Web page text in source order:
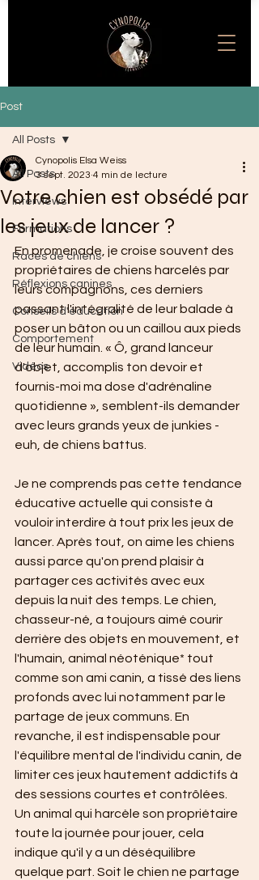
Post
All Posts
Interviews
Formations
Races de chiens
Réflexions canines
Conseils d'éducation
Comportement
Vidéos
All Posts
Votre chien est obsédé par
les jeux de lancer ?
Cynopolis Elsa Weiss
3 sept. 2023 4 min de lecture
En promenade, je croise souvent des
propriétaires de chiens harcelés par
leurs compagnons, ces derniers
passant l'intégralité de leur balade à
poser un bâton ou un caillou aux pieds
de leur humain. « Ô, grand lanceur
d'objet, accomplis ton devoir et
fournis-moi ma dose d'adrénaline
quotidienne », semblent-ils demander
avec leurs grands yeux de junkies -
euh, de chiens battus.
Je ne comprends pas cette tendance
éducative actuelle qui consiste à
vouloir interdire à tout prix les jeux de
lancer. Après tout, on aime les chiens
aussi parce qu'on prend plaisir à
partager ces activités avec eux
depuis la nuit des temps. Le chien,
chasseur-né, a toujours aimé courir
derrière des objets en mouvement, et
l'humain, animal néoténique* tout
comme son ami canin, a tissé des liens
profonds avec lui notamment par le
partage de jeux communs. En
revanche, il est indispensable pour
l'équilibre mental de l'individu canin, de
limiter ces jeux hautement addictifs à
des sessions courtes et contrôlées.
Un animal qui harcèle son propriétaire
toute la journée pour jouer, cela
indique qu'il y a un déséquilibre
quelque part. Soit le chien ne partage